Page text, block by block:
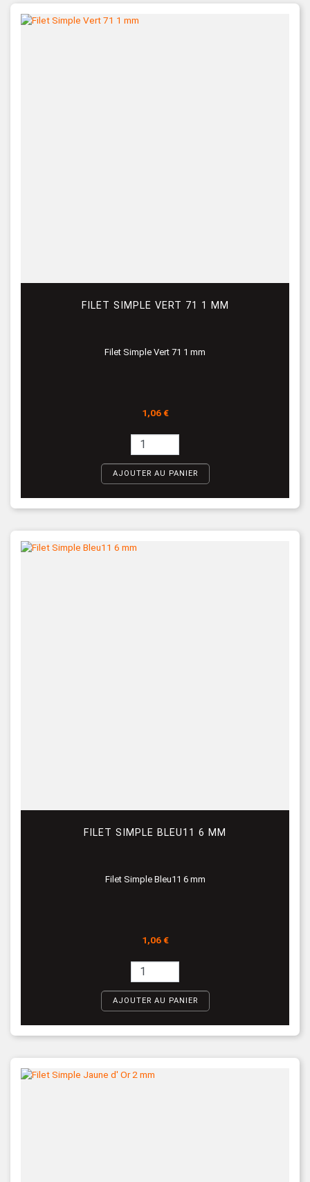
FILET SIMPLE VERT 71 1 MM
Filet Simple Vert 71 1 mm
Prix
1,06 €
AJOUTER AU PANIER
FILET SIMPLE BLEU11 6 MM
Filet Simple Bleu11 6 mm
Prix
1,06 €
AJOUTER AU PANIER